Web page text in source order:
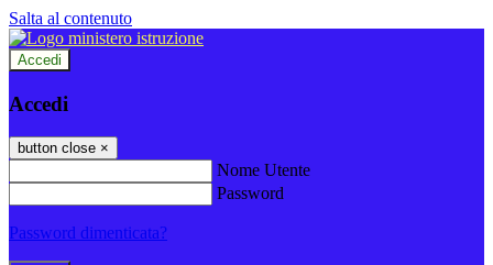
Salta al contenuto
Accedi
Accedi
button close ×
Nome Utente
Password
Password dimenticata?